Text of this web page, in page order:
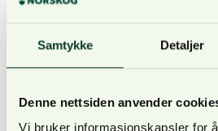
Samtykke Detaljer
Denne nettsiden anvender
Vi bruker informasjonskapsler for
og forskningsleder på NIBIO.
skogøkonomiske analyser
(tidligere) engasjement i
skogsjef i Viken Skog. I